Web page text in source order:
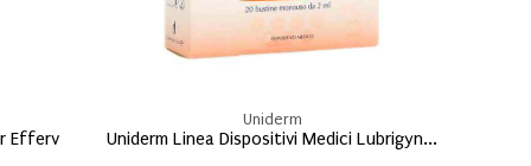
Efferv
Uniderm
Uniderm Linea Dispositivi Medici Lubrigyn...